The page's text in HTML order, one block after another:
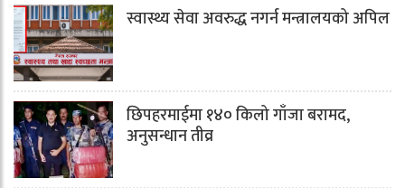
स्वास्थ्य सेवा अवरुद्ध नगर्न मन्त्रालयको अपिल
छिपहरमाईमा १४० किलो गाँजा बरामद,
अनुसन्धान तीव्र